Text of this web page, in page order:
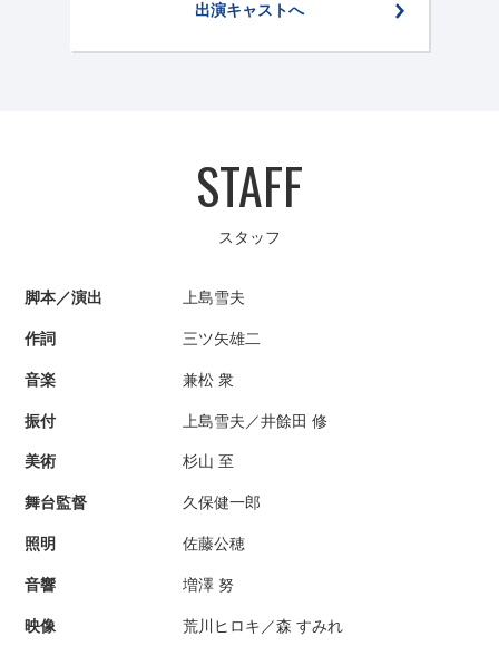
出演キャストへ
STAFF
スタッフ
脚本／演出 上島雪夫
作詞 三ツ矢雄二
音楽 兼松 衆
振付 上島雪夫／井餘田 修
美術 杉山 至
舞台監督 久保健一郎
照明 佐藤公穂
音響 増澤 努
映像 荒川ヒロキ／森 すみれ